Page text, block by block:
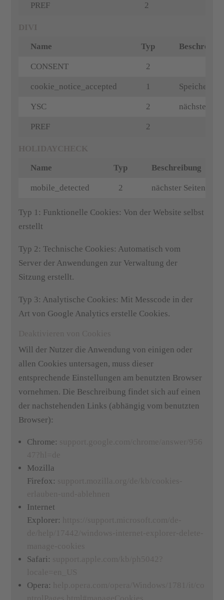
PREF 2
Name
Typ
CONSENT 2
cookie_notice_accepted 1 Speichert
YSC 2 nächster
PREF 2
Name
Typ Beschreibung
mobile_detected 2 nächster
Typ 1: Funktionelle Cookies: Von der Website selbst
erstellt
Typ 2: Technische Cookies: Automatisch vom
Server der Anwendungen zur Verwaltung der
Sitzung erstellt.
Typ 3: Analytische Cookies: Mit Messcode in der
Art von Google Analytics erstelle Cookies.
Will der Nutzer die Anwendung von einigen oder
allen Cookies untersagen, muss dieser
entsprechende Einstellungen am benutzten Browser
vornehmen. Die Beschreibung findet sich auf einen
der nachstehenden Links (abhängig vom benutzten
Browser):
Chrome:
Mozilla
Firefox:
Internet
Explorer:
Safari:
Opera: